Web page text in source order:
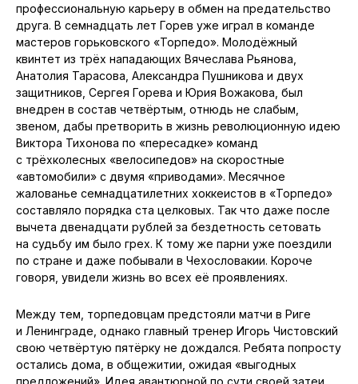
профессиональную карьеру в обмен на предательство
друга. В семнадцать лет Горев уже играл в команде
мастеров горьковского «Торпедо». Молодёжный
квинтет из трёх нападающих Вячеслава Рьянова,
Анатолия Тарасова, Александра Пушникова и двух
защитников, Сергея Горева и Юрия Вожакова, был
внедрен в состав четвёртым, отнюдь не слабым,
звеном, дабы претворить в жизнь революционную идею
Виктора Тихонова по «пересадке» команд
с трёхколесных «велосипедов» на скоростные
«автомобили» с двумя «приводами». Месячное
жалованье семнадцатилетних хоккеистов в «Торпедо»
составляло порядка ста целковых. Так что даже после
вычета двенадцати рублей за бездетность сетовать
на судьбу им было грех. К тому же парни уже поездили
по стране и даже побывали в Чехословакии. Короче
говоря, увидели жизнь во всех её проявлениях.
Между тем, торпедовцам предстояли матчи в Риге
и Ленинграде, однако главный тренер Игорь Чистовский
свою четвёртую пятёрку не дождался. Ребята попросту
остались дома, в общежитии, ожидая «выгодных
предложений». Идея авантюрной по сути своей затеи